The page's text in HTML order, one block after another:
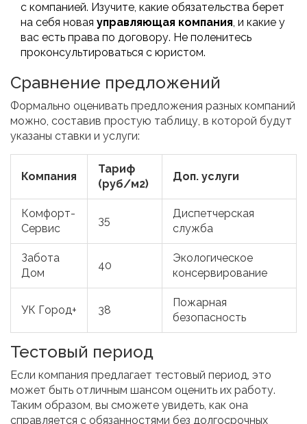
с компанией. Изучите, какие обязательства берет
на себя новая управляющая компания, и какие у
вас есть права по договору. Не поленитесь
проконсультироваться с юристом.
Сравнение предложений
Формально оценивать предложения разных компаний
можно, составив простую таблицу, в которой будут
указаны ставки и услуги:
Компания
Тариф
(руб/м2)
Доп. услуги
Комфорт-
Сервис
35
Диспетчерская
служба
Забота
Дом
40
Экологическое
консервирование
УК Город+ 38
Пожарная
безопасность
Тестовый период
Если компания предлагает тестовый период, это
может быть отличным шансом оценить их работу.
Таким образом, вы сможете увидеть, как она
справляется с обязанностями без долгосрочных